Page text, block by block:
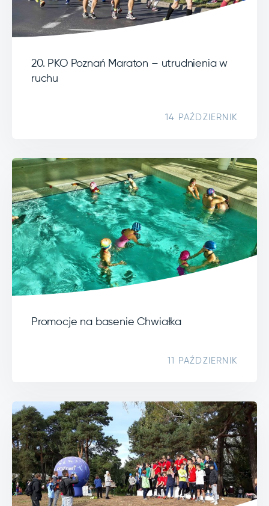
20. PKO Poznań Maraton – utrudnienia w
ruchu
14 PAŹDZIERNIK
Promocje na basenie Chwiałka
11 PAŹDZIERNIK